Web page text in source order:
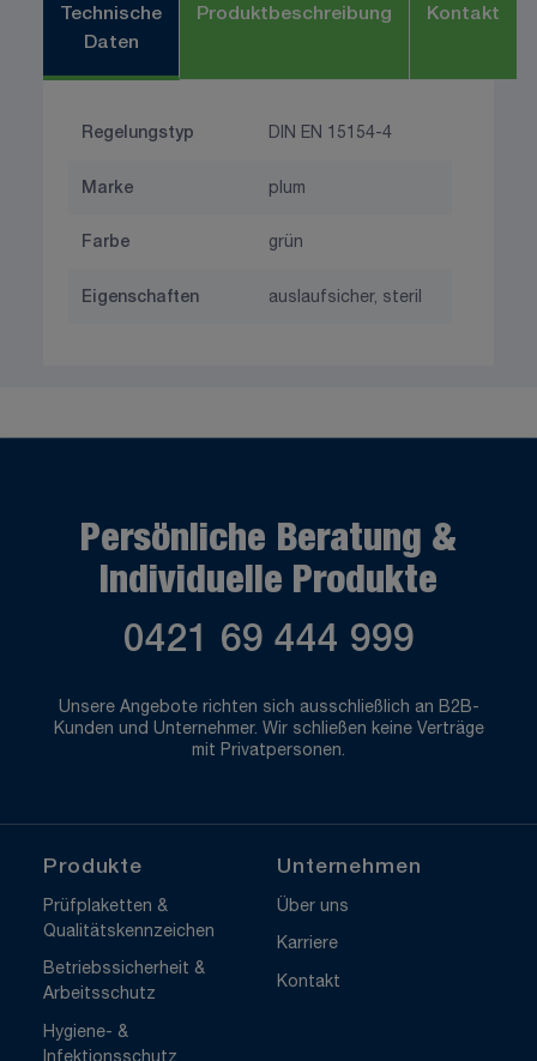
Technische
Daten
Produktbeschreibung Kontakt
Regelungstyp DIN EN 15154-4
Marke plum
Farbe grün
Eigenschaften auslaufsicher, steril
Persönliche Beratung &
Individuelle Produkte
0421 69 444 999
Unsere Angebote richten sich ausschließlich an B2B-
Kunden und Unternehmer. Wir schließen keine Verträge
mit Privatpersonen.
Produkte
Prüfplaketten &
Qualitätskennzeichen
Betriebssicherheit &
Arbeitsschutz
Hygiene- &
Unternehmen
Über uns
Karriere
Kontakt